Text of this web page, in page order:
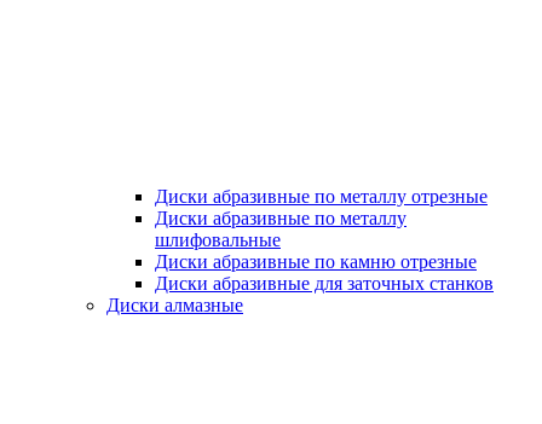
Диски абразивные по металлу отрезные
Диски абразивные по металлу
шлифовальные
Диски абразивные по камню отрезные
Диски абразивные для заточных станков
Диски алмазные